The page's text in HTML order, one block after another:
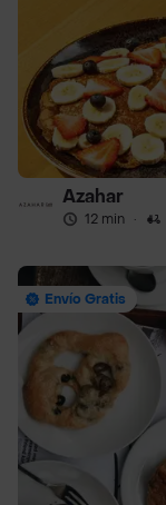
Azahar
12 min ·
Envío Gratis